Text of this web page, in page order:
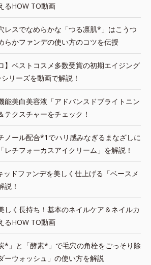
るHOW TO動画
レスでなめらかな「つる凛肌*」はこうつ
らかファンデの使い方のコツを伝授
】ベストコスメ多数受賞の初期エイジング
リーズを動画で解説！
能美白美容液「アドバンスドブライトニン
テクスチャーをチェック！
ノール配合*1でハリ感みなぎるまなざしに
レチフォーカスアイクリーム」を解説！
ッドファンデを美しく仕上げる「ベースメ
説！
しく長持ち！基本のネイルケア＆ネイルカ
るHOW TO動画
*」と「酵素*」で毛穴の角栓をごっそり除
ーウォッシュ」の使い方を解説